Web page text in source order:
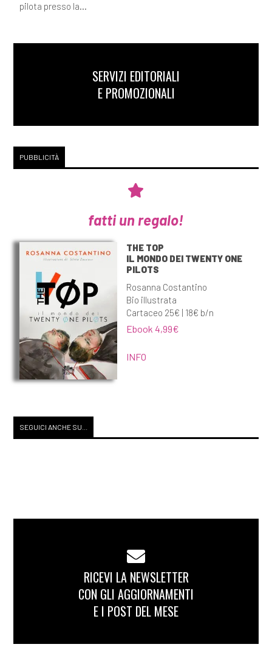
pilota presso la...
SERVIZI EDITORIALI
E PROMOZIONALI
PUBBLICITÀ
fatti un regalo!
THE TOP
IL MONDO DEI TWENTY ONE
PILOTS
Rosanna Costantino
Bio illustrata
Cartaceo 25€ | 18€ b/n
Ebook 4,99€
INFO
SEGUICI ANCHE SU...
RICEVI LA NEWSLETTER
CON GLI AGGIORNAMENTI
E I POST DEL MESE